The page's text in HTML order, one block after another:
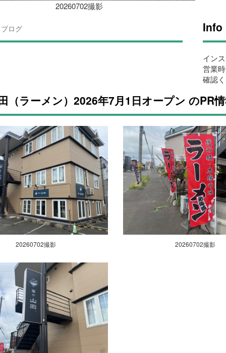
20260702撮影
ブログ Info
イン
営業
確認
（ラーメン）2026年7月1日オープン のPR
20260702撮影 20260702撮影